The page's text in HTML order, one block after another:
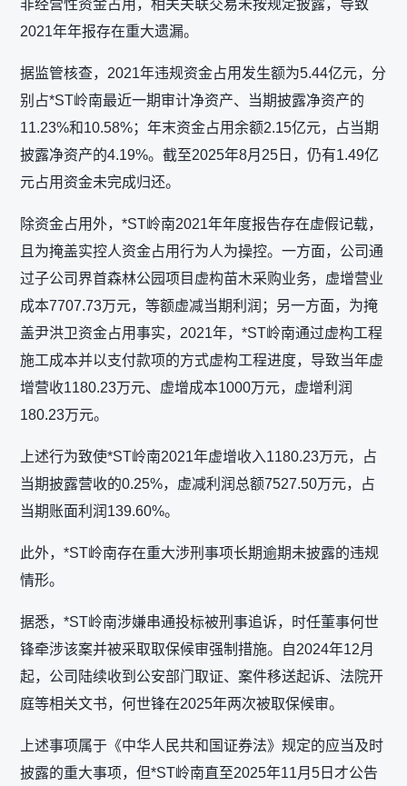
非经营性资金占用，相关关联交易未按规定披露，导致
2021年年报存在重大遗漏。
据监管核查，2021年违规资金占用发生额为5.44亿元，分
别占*ST岭南最近一期审计净资产、当期披露净资产的
11.23%和10.58%；年末资金占用余额2.15亿元，占当期
披露净资产的4.19%。截至2025年8月25日，仍有1.49亿
元占用资金未完成归还。
除资金占用外，*ST岭南2021年年度报告存在虚假记载，
且为掩盖实控人资金占用行为人为操控。一方面，公司通
过子公司界首森林公园项目虚构苗木采购业务，虚增营业
成本7707.73万元，等额虚减当期利润；另一方面，为掩
盖尹洪卫资金占用事实，2021年，*ST岭南通过虚构工程
施工成本并以支付款项的方式虚构工程进度，导致当年虚
增营收1180.23万元、虚增成本1000万元，虚增利润
180.23万元。
上述行为致使*ST岭南2021年虚增收入1180.23万元，占
当期披露营收的0.25%，虚减利润总额7527.50万元，占
当期账面利润139.60%。
此外，*ST岭南存在重大涉刑事项长期逾期未披露的违规
情形。
据悉，*ST岭南涉嫌串通投标被刑事追诉，时任董事何世
锋牵涉该案并被采取取保候审强制措施。自2024年12月
起，公司陆续收到公安部门取证、案件移送起诉、法院开
庭等相关文书，何世锋在2025年两次被取保候审。
上述事项属于《中华人民共和国证券法》规定的应当及时
披露的重大事项，但*ST岭南直至2025年11月5日才公告